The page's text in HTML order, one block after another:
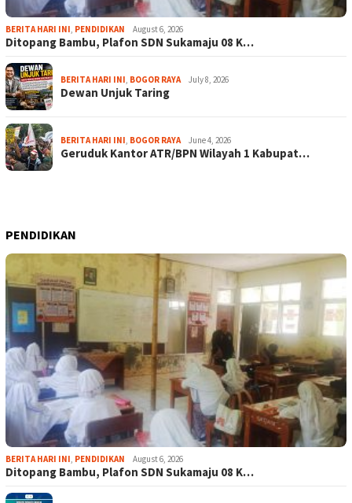
BERITA HARI INI, PENDIDIKAN August 6, 2026
Ditopang Bambu, Plafon SDN Sukamaju 08 K…
BERITA HARI INI, BOGOR RAYA July 8, 2026
Dewan Unjuk Taring
BERITA HARI INI, BOGOR RAYA June 4, 2026
Geruduk Kantor ATR/BPN Wilayah 1 Kabupat…
PENDIDIKAN
BERITA HARI INI, PENDIDIKAN August 6, 2026
Ditopang Bambu, Plafon SDN Sukamaju 08 K…